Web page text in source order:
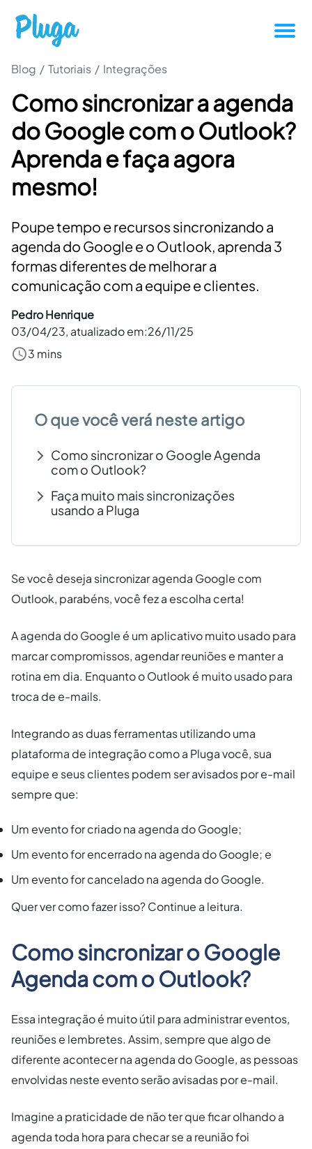
Tutoriais
Produtividade
Novidades da Pluga
Outros
Entrar
Criar conta grátis
Blog / Tutoriais / Integrações
Como sincronizar a agenda
do Google com o Outlook?
Aprenda e faça agora
mesmo!
Poupe tempo e recursos sincronizando a
agenda do Google e o Outlook, aprenda 3
formas diferentes de melhorar a
comunicação com a equipe e clientes.
Pedro Henrique
03/04/23, atualizado em:26/11/25
3 mins
O que você verá neste artigo
Como sincronizar o Google Agenda
com o Outlook?
Faça muito mais sincronizações
usando a Pluga
Se você deseja sincronizar agenda Google com
Outlook, parabéns, você fez a escolha certa!
A agenda do Google é um aplicativo muito usado para
marcar compromissos, agendar reuniões e manter a
rotina em dia. Enquanto o Outlook é muito usado para
troca de e-mails.
Integrando as duas ferramentas utilizando uma
plataforma de integração como a Pluga você, sua
equipe e seus clientes podem ser avisados por e-mail
sempre que:
Um evento for criado na agenda do Google;
Um evento for encerrado na agenda do Google; e
Um evento for cancelado na agenda do Google.
Quer ver como fazer isso? Continue a leitura.
Como sincronizar o Google
Agenda com o Outlook?
Essa integração é muito útil para administrar eventos,
reuniões e lembretes. Assim, sempre que algo de
diferente acontecer na agenda do Google, as pessoas
envolvidas neste evento serão avisadas por e-mail.
Imagine a praticidade de não ter que ficar olhando a
agenda toda hora para checar se a reunião foi